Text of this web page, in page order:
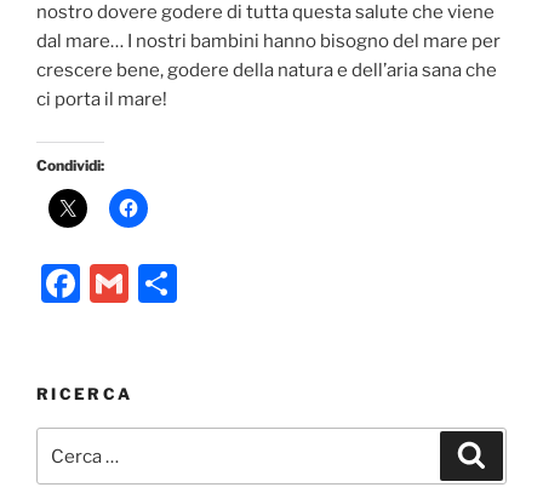
nostro dovere godere di tutta questa salute che viene
dal mare… I nostri bambini hanno bisogno del mare per
crescere bene, godere della natura e dell’aria sana che
ci porta il mare!
Condividi:
F
e
b
o
G
l
vi
di
RICERCA